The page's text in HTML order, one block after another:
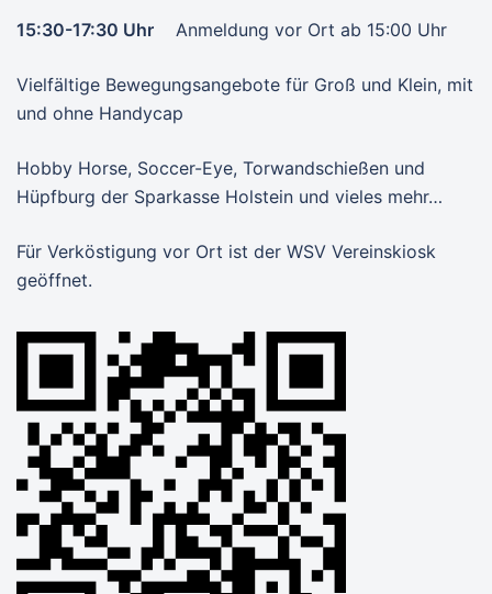
15:30-17:30 Uhr Anmeldung vor Ort ab 15:00 Uhr
Vielfältige Bewegungsangebote für Groß und Klein, mit
und ohne Handycap
Hobby Horse, Soccer-Eye, Torwandschießen und
Hüpfburg der Sparkasse Holstein und vieles mehr…
Für Verköstigung vor Ort ist der WSV Vereinskiosk
geöffnet.